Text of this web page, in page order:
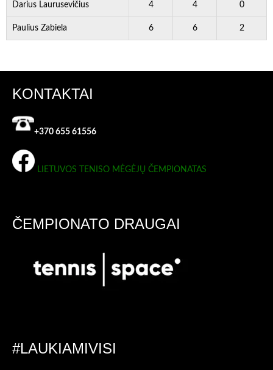
Darius Laurusevičius 4 4 0
Paulius Zabiela 6 6 2
KONTAKTAI
+370 655 61556
LIETUVOS TENISO MĖGĖJŲ ČEMPIONATAS
ČEMPIONATO DRAUGAI
#LAUKIAMIVISI